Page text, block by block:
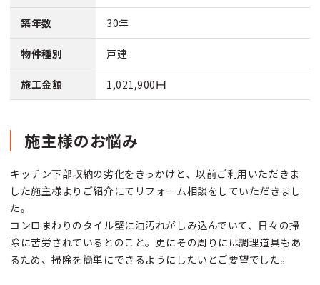
築年数 30年
物件種別 戸建
施工金額 1,021,900円
施主様のお悩み
キッチン下部収納の劣化をきっかけと、以前ご利用いただきま
した施主様よりご紹介にてリフォーム相談をしていただきまし
た。
コンロまわりのタイル壁に油汚れがしみ込んでいて、日々の掃
除に苦労されているとのこと。更にその周りには調理道具もあ
るため、掃除を簡単にできるようにしたいとご要望でした。